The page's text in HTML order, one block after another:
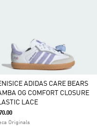
ADIDAS CARE BEARS
OG COMFORT CLOSURE
LACE
Originals